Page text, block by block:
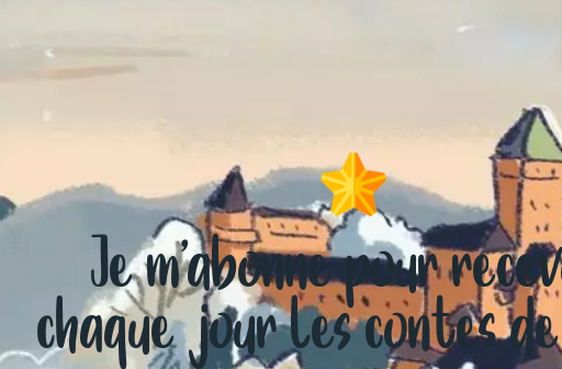
Je m’abonne pour
chaque jour les contes